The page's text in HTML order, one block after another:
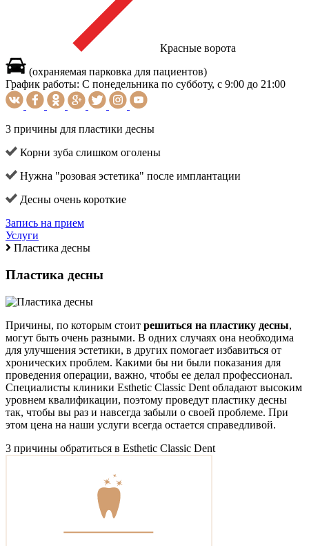
Красные ворота
(охраняемая парковка для пациентов)
График работы: С понедельника по субботу, с 9:00 до 21:00
3 причины для пластики десны
Корни зуба слишком оголены
Нужна "розовая эстетика" после имплантации
Десны очень короткие
Запись на прием
Услуги
Пластика десны
Пластика десны
Причины, по которым стоит решиться на пластику десны,
могут быть очень разными. В одних случаях она необходима
для улучшения эстетики, в других помогает избавиться от
хронических проблем. Какими бы ни были показания для
проведения операции, важно, чтобы ее делал профессионал.
Специалисты клиники Esthetic Classic Dent обладают высоким
уровнем квалификации, поэтому проведут пластику десны
так, чтобы вы раз и навсегда забыли о своей проблеме. При
этом цена на наши услуги всегда остается справедливой.
3 причины обратиться в Esthetic Classic Dent